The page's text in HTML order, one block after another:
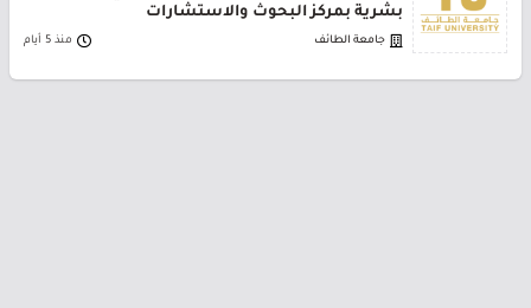
بشرية بمركز البحوث والاستشارات
جامعة الطائف منذ 5 أيام